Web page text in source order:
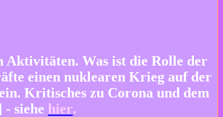
Was ist die Rolle der
einen nuklearen Krieg auf der
Kritisches zu Corona und dem
siehe hier.